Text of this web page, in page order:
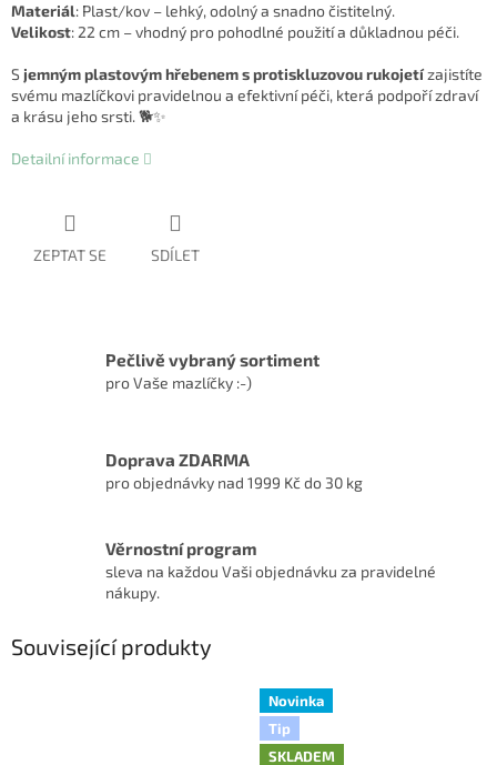
Materiál: Plast/kov – lehký, odolný a snadno čistitelný.
Velikost: 22 cm – vhodný pro pohodlné použití a důkladnou péči.
S jemným plastovým hřebenem s protiskluzovou rukojetízajistíte
svému mazlíčkovi pravidelnou a efektivní péči, která podpoří zdraví
a krásu jeho srsti. 🐕✨
Detailní informace
ZEPTAT SE SDÍLET
Pečlivě vybraný sortiment
pro Vaše mazlíčky :-)
Doprava ZDARMA
pro objednávky nad 1999 Kč do 30 kg
Věrnostní program
sleva na každou Vaši objednávku za pravidelné
nákupy.
Související produkty
Novinka
Tip
SKLADEM